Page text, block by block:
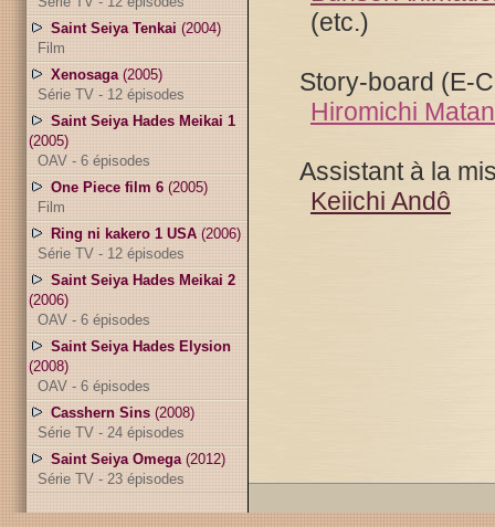
Saint Seiya Tenkai (2004)
Film
Xenosaga(2005)
Série TV - 12 épisodes
Saint Seiya Hades Meikai 1
(2005)
OAV - 6 épisodes
One Piece film 6 (2005)
Film
Ring ni kakero 1 USA (2006)
Série TV - 12 épisodes
Saint Seiya Hades Meikai 2
(2006)
OAV - 6 épisodes
Saint Seiya Hades Elysion
(2008)
OAV - 6 épisodes
Casshern Sins (2008)
Série TV - 24 épisodes
Saint Seiya Omega(2012)
Série TV - 23 épisodes
(etc.)
Story-board (E-
Hiromichi
Assistant à la
Keiichi Andô